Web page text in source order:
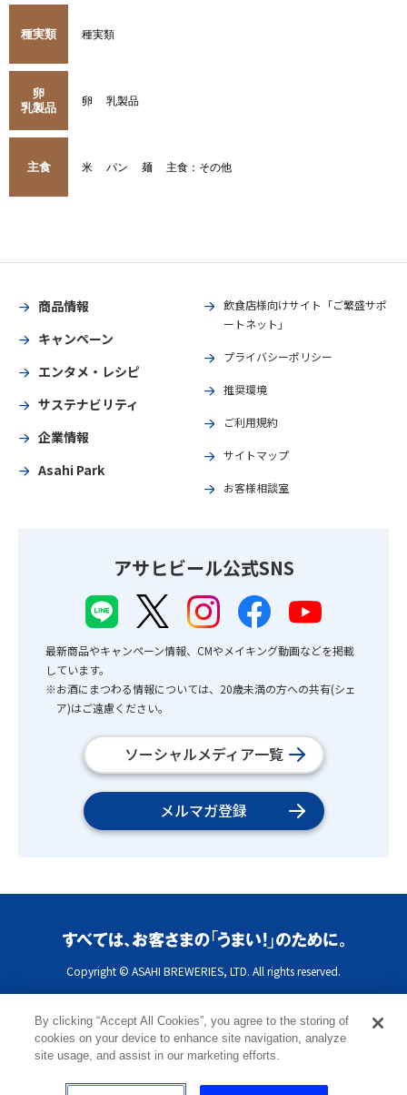
種実類 種実類
卵
乳製品
卵 乳製品
主食 米 パン 麺 主食：その他
商品情報
キャンペーン
エンタメ・レシピ
サステナビリティ
企業情報
Asahi Park
飲食店様向けサイト「ご繁盛サポ
ートネット」
プライバシーポリシー
推奨環境
ご利用規約
サイトマップ
お客様相談室
アサヒビール公式SNS
最新商品やキャンペーン情報、CMやメイキング動画などを掲載
しています。
※お酒にまつわる情報については、20歳未満の方への共有(シェ
ア)はご遠慮ください。
ソーシャルメディア一覧
メルマガ登録
Copyright © ASAHI BREWERIES, LTD. All rights reserved.
By clicking “Accept All Cookies”, you agree to the storing of
cookies on your device to enhance site navigation, analyze
site usage, and assist in our marketing efforts.